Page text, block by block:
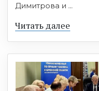
Димитрова и ...
Читать далее